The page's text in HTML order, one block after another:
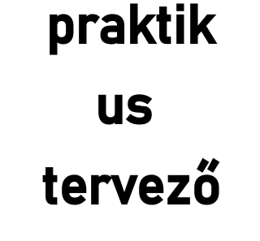
praktik
us
tervező